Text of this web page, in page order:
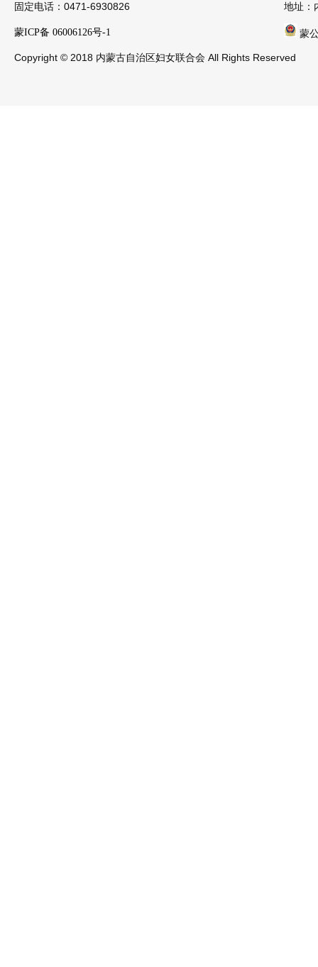
固定电话：0471-6930826 地址：
蒙ICP备 06006126号-1 蒙
Copyright © 2018 内蒙古自治区妇女联合会 All Rights Reserved